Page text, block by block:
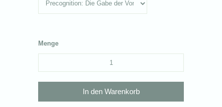
Menge